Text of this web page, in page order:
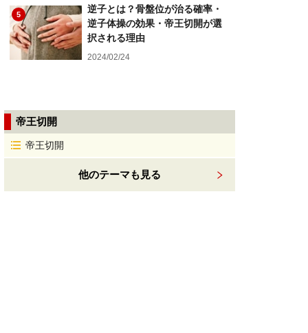
5
逆子とは？骨盤位が治る確率・
逆子体操の効果・帝王切開が選
択される理由
2024/02/24
帝王切開
帝王切開
他のテーマも見る